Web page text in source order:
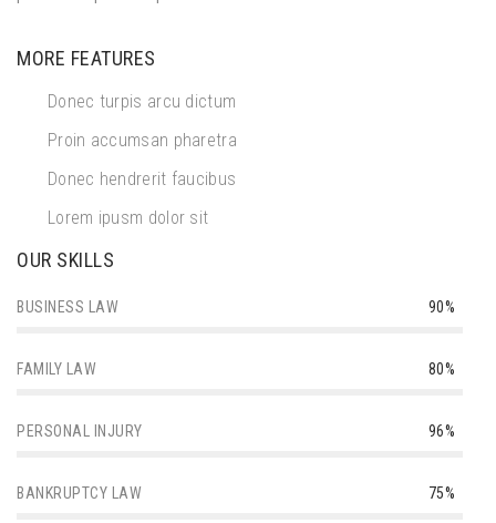
MORE FEATURES
Donec turpis arcu dictum
Proin accumsan pharetra
Donec hendrerit faucibus
Lorem ipusm dolor sit
OUR SKILLS
BUSINESS LAW 90%
FAMILY LAW 80%
PERSONAL INJURY 96%
BANKRUPTCY LAW 75%